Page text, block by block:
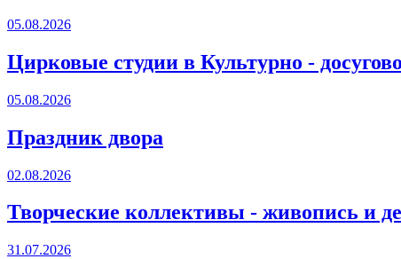
05.08.2026
Цирковые студии в Культурно -
05.08.2026
Праздник двора
02.08.2026
Творческие коллективы - живопись и
31.07.2026